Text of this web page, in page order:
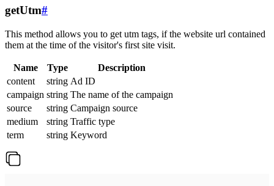
getUtm#
This method allows you to get utm tags, if the website url contained
them at the time of the visitor's first site visit.
Name Type
Description
content
string Ad ID
campaign string The name of the campaign
source
string Campaign source
medium
string Traffic type
term
string Keyword